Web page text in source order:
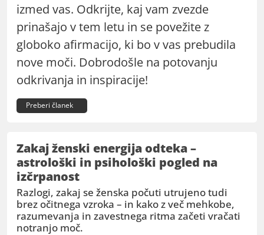
izmed vas. Odkrijte, kaj vam zvezde
prinašajo v tem letu in se povežite z
globoko afirmacijo, ki bo v vas prebudila
nove moči. Dobrodošle na potovanju
odkrivanja in inspiracije!
Preberi članek
Zakaj ženski energija odteka –
astrološki in psihološki pogled na
izčrpanost
Razlogi, zakaj se ženska počuti utrujeno tudi
brez očitnega vzroka – in kako z več mehkobe,
razumevanja in zavestnega ritma začeti vračati
notranjo moč.